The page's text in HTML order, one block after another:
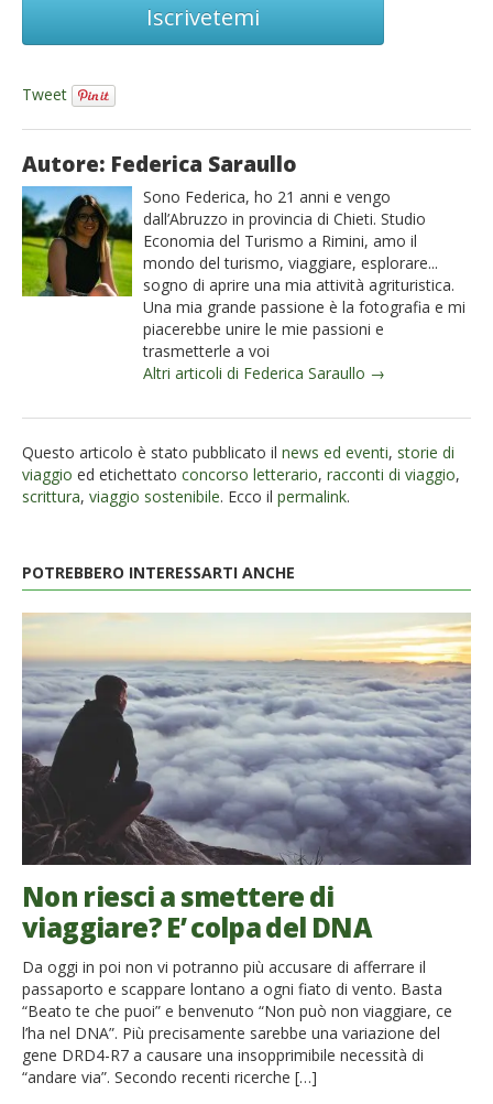
Iscrivetemi
Tweet
Autore: Federica Saraullo
Sono Federica, ho 21 anni e vengo
dall’Abruzzo in provincia di Chieti. Studio
Economia del Turismo a Rimini, amo il
mondo del turismo, viaggiare, esplorare...
sogno di aprire una mia attività agrituristica.
Una mia grande passione è la fotografia e mi
piacerebbe unire le mie passioni e
trasmetterle a voi
Altri articoli di Federica Saraullo →
Questo articolo è stato pubblicato il news ed eventi, storie di
viaggio ed etichettato concorso letterario, racconti di viaggio,
scrittura, viaggio sostenibile. Ecco il permalink.
POTREBBERO INTERESSARTI ANCHE
Non riesci a smettere di
viaggiare? E’ colpa del DNA
Da oggi in poi non vi potranno più accusare di afferrare il
passaporto e scappare lontano a ogni fiato di vento. Basta
“Beato te che puoi” e benvenuto “Non può non viaggiare, ce
l’ha nel DNA”. Più precisamente sarebbe una variazione del
gene DRD4-R7 a causare una insopprimibile necessità di
“andare via”. Secondo recenti ricerche […]